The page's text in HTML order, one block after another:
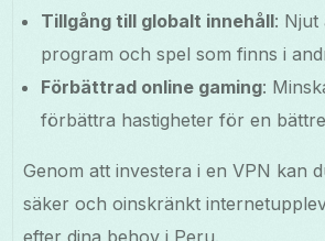
Tillgång till globalt innehåll: Njut
program och spel som finns i
Förbättrad online gaming:
förbättra hastigheter för en
Genom att investera i en VPN kan
säker och oinskränkt
efter dina behov i Peru.